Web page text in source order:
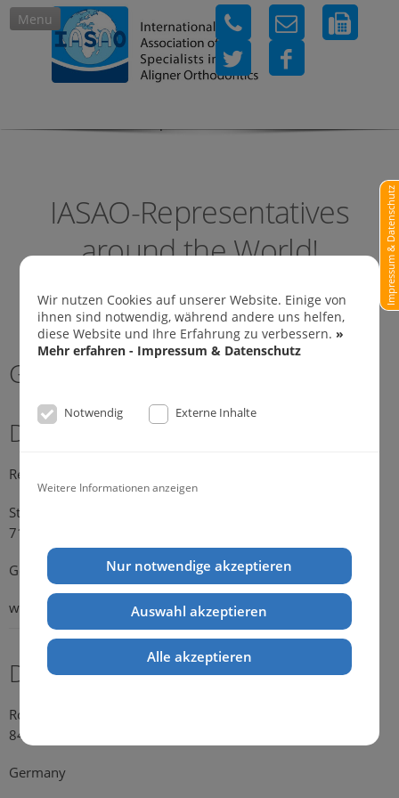
Wir nutzen Cookies auf unserer Website. Einige von
ihnen sind notwendig, während andere uns helfen,
diese Website und Ihre Erfahrung zu verbessern.»
Mehr erfahren - Impressum & Datenschutz
Notwendig Externe Inhalte
Weitere Informationen anzeigen
Nur notwendige akzeptieren
Auswahl akzeptieren
Alle akzeptieren
Impressum & Datenschutz
Menu
IASAO-Representatives
around the World!
Germany
Dr. Michael Konik
Representative Germany
Strümpfelbacher Strasse 21
71384 Weinstadt-Endersbach
Germany
web: www.konik.de
Dr. Kathrin Falkenstein
Rosengasse 354
84028 Landshut
Germany